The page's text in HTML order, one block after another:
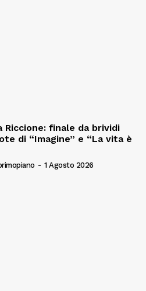
Riccione: finale da brividi
di “Imagine” e “La vita è
- 1 Agosto 2026